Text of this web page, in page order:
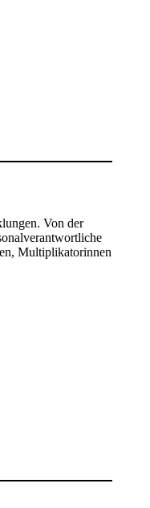
Von der
Multiplikatorinnen